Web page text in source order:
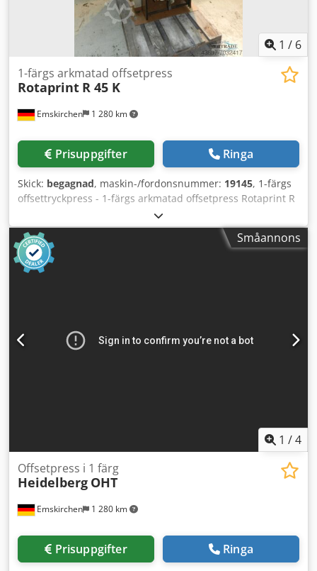
1 / 6
Emskirchen 1 280 km
1-färgs arkmatad offsetpress
Rotaprint R 45 K
Prisuppgifter Ringa
Skick: begagnad, maskin-/fordonsnummer: 19145, 1-färgs
offsettryckpress - 1-färgs arkmatad offsetpress Rotaprint R
45 K Dsdpfxeh Axxbj Ahijck Online-videoinspektion via
Skype-video Vi ser mycket gärna ert besök – fler maskiner i
lager Omedelbart tillgänglig – Kan besiktigas I lager i
Emskirchen / Nürnberg – Kan testas
Småannons
1 /4
Emskirchen 1 280 km
Offsetpress i 1 färg
Heidelberg OHT
Prisuppgifter Ringa